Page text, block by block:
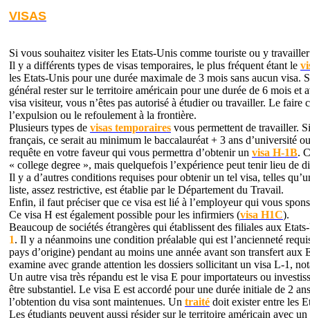
VISAS
Si vous souhaitez visiter les Etats-Unis comme touriste ou y
Il y a différents types de visas temporaires, le plus fréquent étant le
les Etats-Unis pour une durée maximale de 3 mois sans aucun
général rester sur le territoire américain pour une durée de 6 mois
visa visiteur, vous n’êtes pas autorisé à étudier ou travailler. Le
l’expulsion ou le refoulement à la frontière.
Plusieurs types de visas temporaires vous permettent de travailler.
français, ce serait au minimum le baccalauréat + 3 ans d’université
requête en votre faveur qui vous permettra d’obtenir un visa H-1B.
« college degree », mais quelquefois l’expérience peut tenir lieu de
Il y a d’autres conditions requises pour obtenir un tel visa, telles
liste, assez restrictive, est établie par le Département du Travail.
Enfin, il faut préciser que ce visa est lié à l’employeur qui vous
Ce visa H est également possible pour les infirmiers (visa H1C).
Beaucoup de sociétés étrangères qui établissent des filiales aux
1. Il y a néanmoins une condition préalable qui est l’ancienneté
pays d’origine) pendant au moins une année avant son transfert
examine avec grande attention les dossiers sollicitant un visa L-1,
Un autre visa très répandu est le visa E pour importateurs ou
être substantiel. Le visa E est accordé pour une durée initiale de 2
l’obtention du visa sont maintenues. Un traité doit exister entre les
Les étudiants peuvent aussi résider sur le territoire américain avec un